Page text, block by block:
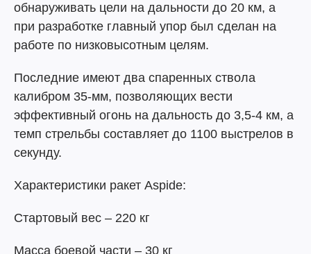
обнаруживать цели на дальности до 20 км, а
при разработке главный упор был сделан на
работе по низковысотным целям.
Последние имеют два спаренных ствола
калибром 35-мм, позволяющих вести
эффективный огонь на дальность до 3,5-4 км, а
темп стрельбы составляет до 1100 выстрелов в
секунду.
Характеристики ракет Aspide:
Стартовый вес – 220 кг
Масса боевой части – 30 кг